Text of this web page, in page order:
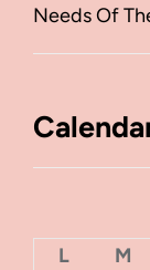
Needs Of
L M